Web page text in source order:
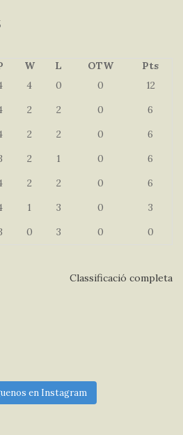
W L OTW
Pts
4 0 0
12
2 2 0
6
2 2 0
6
2 1 0
6
2 2 0
6
1 3 0
3
0 3 0 0
Classificació completa
en Instagram